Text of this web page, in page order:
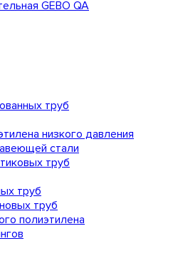
GEBO QA
труб
низкого давления
стали
труб
труб
труб
полиэтилена